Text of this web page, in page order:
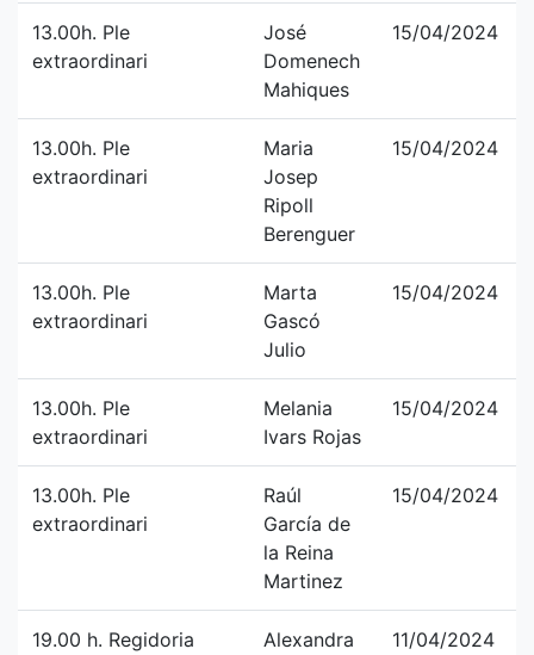
13.00h. Ple
extraordinari
José
Domenech
Mahiques
15/04/2024
13.00h. Ple
extraordinari
Maria
Josep
Ripoll
Berenguer
15/04/2024
13.00h. Ple
extraordinari
Marta
Gascó
Julio
15/04/2024
13.00h. Ple
extraordinari
Melania
Ivars Rojas
15/04/2024
13.00h. Ple
extraordinari
Raúl
García de
la Reina
Martinez
15/04/2024
19.00 h. Regidoria
Alexandra
11/04/2024